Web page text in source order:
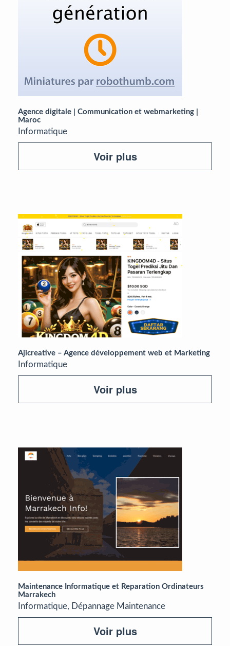
Agence digitale | Communication et webmarketing |
Maroc
Informatique
Voir plus
Ajicreative – Agence développement web et Marketing
Informatique
Voir plus
Maintenance Informatique et Reparation Ordinateurs
Marrakech
Informatique, Dépannage Maintenance
Voir plus